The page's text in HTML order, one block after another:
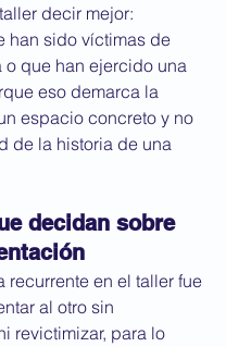
decir mejor:
han sido víctimas de
o que han ejercido una
eso demarca la
espacio concreto y no
de la historia de una
decidan sobre
recurrente en el taller fue
al otro sin
revictimizar, para lo